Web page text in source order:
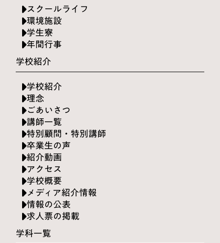
スクールライフ
環境施設
学生寮
年間行事
学校紹介
学校紹介
理念
ごあいさつ
講師一覧
特別顧問・特別講師
卒業生の声
紹介動画
アクセス
学校概要
メディア紹介情報
情報の公表
求人票の掲載
学科一覧